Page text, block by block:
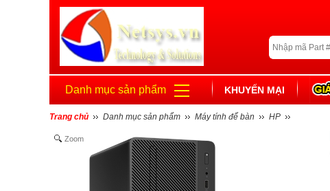
Danh mục sản phẩm KHUYẾN MẠI
Trang chủ Danh mục sản phẩm Máy tính để bàn HP
Zoom